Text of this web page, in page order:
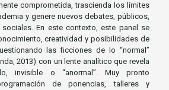
comprometida, trascienda los límites
y genere nuevos debates, públicos,
En este contexto, este panel se
creatividad y posibilidades de
las ficciones de lo “normal”
2013) con un lente analítico que revela
invisible o “anormal”. Muy pronto
de ponencias, talleres y